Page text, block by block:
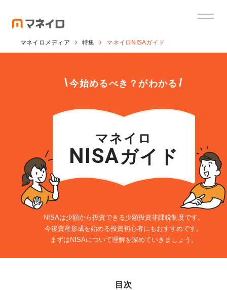
マネイロメディア 特集 マネイロNISAガイド
\今始めるべき？がわかる /
マネイロ
NISAガイド
NISAは少額から投資できる少額投資非課税制度です。
今後資産形成を始める投資初心者にもおすすめです。
まずはNISAについて理解を深めていきましょう。
目次